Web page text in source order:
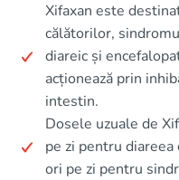
Xifaxan este
călătorilor,
diareic și
acționează prin
intestin.
Dosele uzuale de
pe zi pentru
ori pe zi pentru